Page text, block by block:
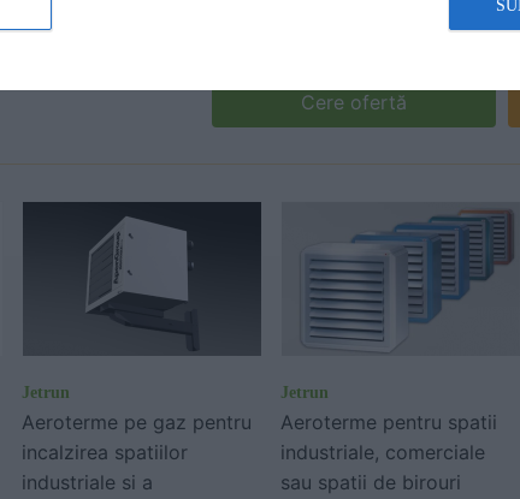
Cere ofertă
Jetrun
Aeroterme pe gaz pentru
incalzirea spatiilor
industriale si a
Jetrun
Aeroterme pentru spatii
industriale, comerciale
sau spatii de birouri